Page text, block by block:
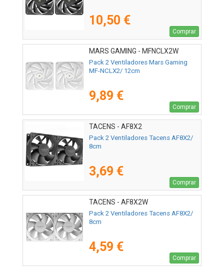
10,50 €
Comprar
MARS GAMING - MFNCLX2W
Pack 2 Ventiladores Mars Gaming
MF-NCLX2/ 12cm
9,89 €
Comprar
TACENS - AF8X2
Pack 2 Ventiladores Tacens AF8X2/
8cm
3,69 €
Comprar
TACENS - AF8X2W
Pack 2 Ventiladores Tacens AF8X2/
8cm
4,59 €
Comprar